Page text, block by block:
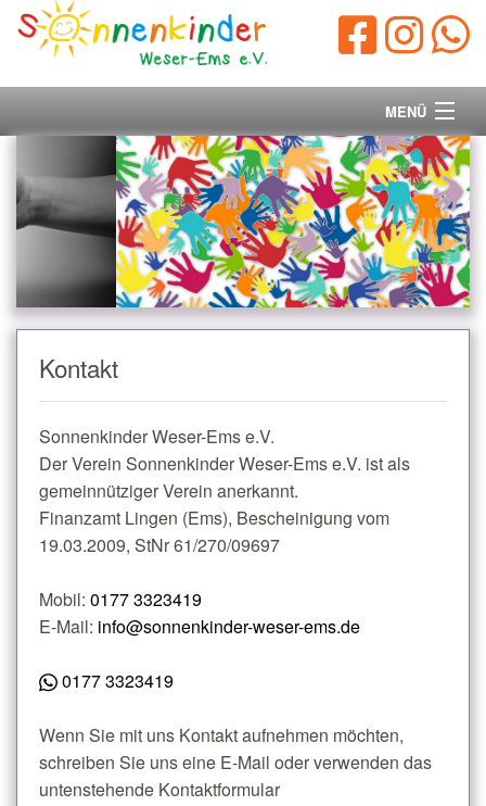
MENÜ
Startseite
Vorstand
Unsere Ziele
Ihre Spende
Kontakt
Kontakt
Sonnenkinder Weser-Ems e.V.
Der Verein Sonnenkinder Weser-Ems e.V. ist als
gemeinnütziger Verein anerkannt.
Finanzamt Lingen (Ems), Bescheinigung vom
19.03.2009, StNr 61/270/09697
Mobil: 0177 3323419
E-Mail: info@sonnenkinder-weser-ems.de
0177 3323419
Wenn Sie mit uns Kontakt aufnehmen möchten,
schreiben Sie uns eine E-Mail oder verwenden das
untenstehende Kontaktformular